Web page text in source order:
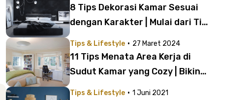
8 Tips Dekorasi Kamar Sesuai
dengan Karakter | Mulai dari Tipe
Tips & Lifestyle · 27 Maret 2024
11 Tips Menata Area Kerja di
Sudut Kamar yang Cozy | Bikin
Tips & Lifestyle · 1 Juni 2021